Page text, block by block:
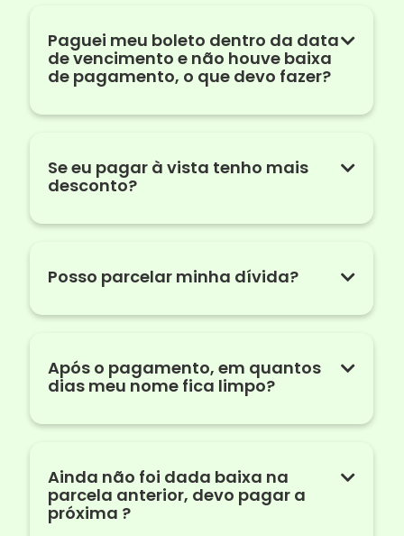
Paguei meu boleto dentro da data
de vencimento e não houve baixa
de pagamento, o que devo fazer?
Se eu pagar à vista tenho mais
desconto?
Posso parcelar minha dívida?
Após o pagamento, em quantos
dias meu nome fica limpo?
Ainda não foi dada baixa na
parcela anterior, devo pagar a
próxima ?